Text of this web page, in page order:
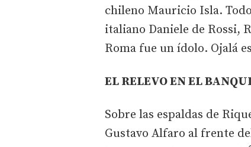
chileno Mauricio Isla.
italiano Daniele de Rossi,
Roma fue un ídolo. Ojalá
EL RELEVO EN EL
Sobre las espaldas de
Gustavo Alfaro al frente